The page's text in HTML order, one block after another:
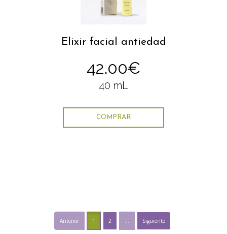
Elixir facial antiedad
42.00€
40 mL
COMPRAR
Anterior 1 2 ... Siguiente